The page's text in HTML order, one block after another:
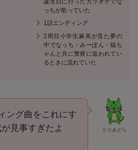
誕生日に行ったカラオケでな
っちが歌っていた
1話エンディング
2周目小学生麻美が見た夢の
中でなっち・みーぽん・福ち
ゃんと共に警察に追われてい
るときに流れていた
とりみどら
ング曲をこれにす
見事すぎたよ